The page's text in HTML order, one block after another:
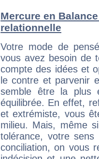
Mercure en
relationnelle
Votre mode de
vous avez besoin de
compte des idées et
le contre et parvenir
semble être la plus
équilibrée. En effet,
et extrémiste, vous
milieu. Mais, même
tolérance, votre
conciliation, on vous